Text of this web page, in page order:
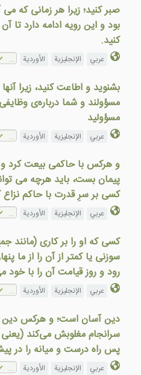
صبر کنيد؛ زيرا هر زمانی که
بود و اين رويه ادامه دارد تا
کنيد.
عربي الإنجليزية الأوردية
بشنوید و اطاعت کنید، زيرا
مسؤولند و شما درباره‌ی
مسؤوليد
عربي الإنجليزية الأوردية
و هرکس با حاکمی بيعت کرد
پيمان بست، بايد هرچه می
کسی بر سرِ قدرت با حاکم نزاع
عربي الإنجليزية الأوردية
کسی که او را بر کاری (مانند
سوزنی يا کمتر از آن را از ما
رود و روز قيامت آن را با خود
عربي الإنجليزية الأوردية
دين آسان است؛ و هرکس دین
سرانجام مغلوبش می‌کند
پس راه درست و ميانه را در
عربي الإنجليزية الأوردية